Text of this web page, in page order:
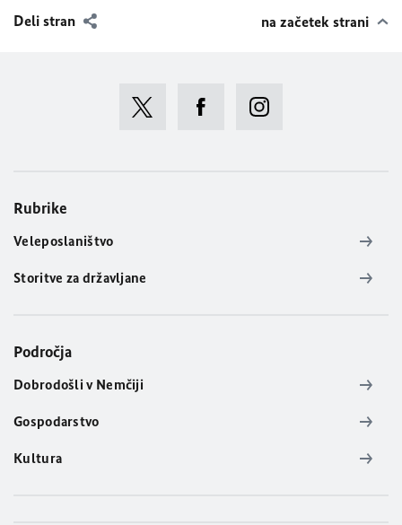
Deli stran na začetek strani
Rubrike
Veleposlaništvo
Storitve za državljane
Področja
Dobrodošli v Nemčiji
Gospodarstvo
Kultura